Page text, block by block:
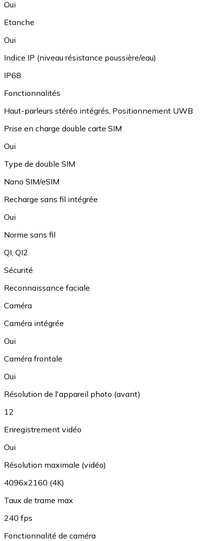
Oui
Etanche
Oui
Indice IP (niveau résistance poussière/eau)
IP68
Fonctionnalités
Haut-parleurs stéréo intégrés Positionnement UWB
Prise en charge double carte SIM
Oui
Type de double SIM
Nano SIM/eSIM
Recharge sans fil intégrée
Oui
Norme sans fil
QI QI2
Sécurité
Reconnaissance faciale
Caméra
Caméra intégrée
Oui
Caméra frontale
Oui
Résolution de l'appareil photo (avant)
12
Enregistrement vidéo
Oui
Résolution maximale (vidéo)
4096x2160 (4K)
Taux de trame max
240 fps
Fonctionnalité de caméra